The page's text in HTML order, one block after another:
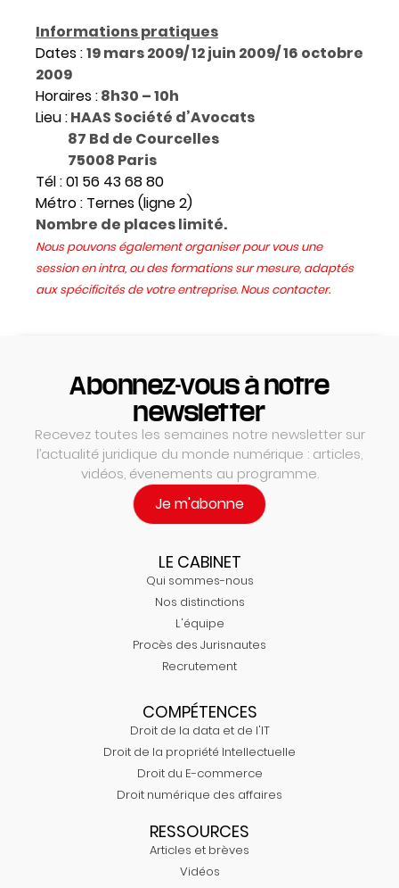
Informations pratiques
Dates :19 mars 2009/ 12 juin 2009/ 16 octobre
2009
Horaires :8h30 – 10h
Lieu :HAAS Société d’Avocats
87 Bd de Courcelles
75008 Paris
Tél : 01 56 43 68 80
Métro : Ternes (ligne 2)
Nombre de places limité.
Nous pouvons également organiser pour vous une
session en intra, ou des formations sur mesure, adaptés
aux spécificités de votre entreprise. Nous contacter.
Abonnez-vous à notre
newsletter
Recevez toutes les semaines notre newsletter sur
l’actualité juridique du monde numérique : articles,
vidéos, évenements au programme.
Je m'abonne
LE CABINET
Qui sommes-nous
Nos distinctions
L'équipe
Procès des Jurisnautes
Recrutement
COMPÉTENCES
Droit de la data et de l'IT
Droit de la propriété Intellectuelle
Droit du E-commerce
Droit numérique des affaires
RESSOURCES
Articles et brèves
Vidéos